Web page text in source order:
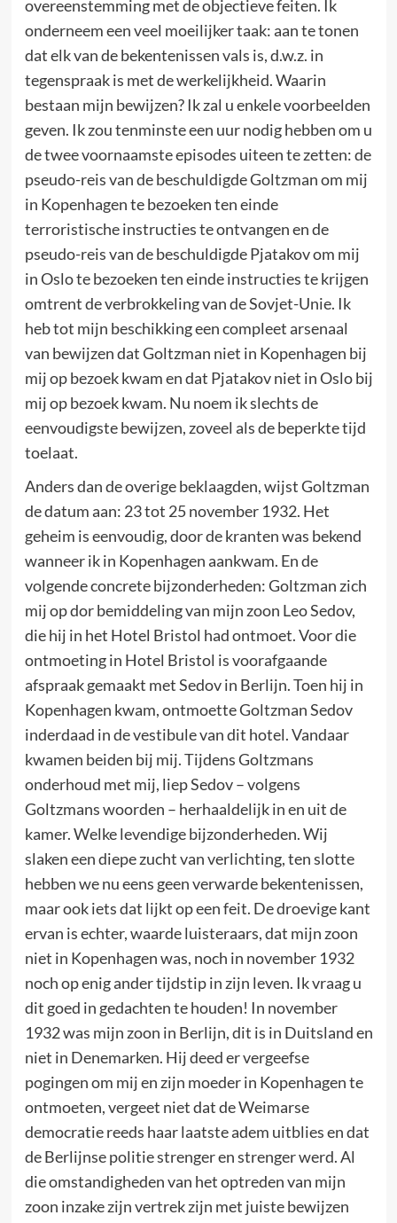
overeenstemming met de objectieve feiten. Ik
onderneem een veel moeilijker taak: aan te tonen
dat elk van de bekentenissen vals is, d.w.z. in
tegenspraak is met de werkelijkheid. Waarin
bestaan mijn bewijzen? Ik zal u enkele voorbeelden
geven. Ik zou tenminste een uur nodig hebben om u
de twee voornaamste episodes uiteen te zetten: de
pseudo-reis van de beschuldigde Goltzman om mij
in Kopenhagen te bezoeken ten einde
terroristische instructies te ontvangen en de
pseudo-reis van de beschuldigde Pjatakov om mij
in Oslo te bezoeken ten einde instructies te krijgen
omtrent de verbrokkeling van de Sovjet-Unie. Ik
heb tot mijn beschikking een compleet arsenaal
van bewijzen dat Goltzman niet in Kopenhagen bij
mij op bezoek kwam en dat Pjatakov niet in Oslo bij
mij op bezoek kwam. Nu noem ik slechts de
eenvoudigste bewijzen, zoveel als de beperkte tijd
toelaat.
Anders dan de overige beklaagden, wijst Goltzman
de datum aan: 23 tot 25 november 1932. Het
geheim is eenvoudig, door de kranten was bekend
wanneer ik in Kopenhagen aankwam. En de
volgende concrete bijzonderheden: Goltzman zich
mij op dor bemiddeling van mijn zoon Leo Sedov,
die hij in het Hotel Bristol had ontmoet. Voor die
ontmoeting in Hotel Bristol is voorafgaande
afspraak gemaakt met Sedov in Berlijn. Toen hij in
Kopenhagen kwam, ontmoette Goltzman Sedov
inderdaad in de vestibule van dit hotel. Vandaar
kwamen beiden bij mij. Tijdens Goltzmans
onderhoud met mij, liep Sedov – volgens
Goltzmans woorden – herhaaldelijk in en uit de
kamer. Welke levendige bijzonderheden. Wij
slaken een diepe zucht van verlichting, ten slotte
hebben we nu eens geen verwarde bekentenissen,
maar ook iets dat lijkt op een feit. De droevige kant
ervan is echter, waarde luisteraars, dat mijn zoon
niet in Kopenhagen was, noch in november 1932
noch op enig ander tijdstip in zijn leven. Ik vraag u
dit goed in gedachten te houden! In november
1932 was mijn zoon in Berlijn, dit is in Duitsland en
niet in Denemarken. Hij deed er vergeefse
pogingen om mij en zijn moeder in Kopenhagen te
ontmoeten, vergeet niet dat de Weimarse
democratie reeds haar laatste adem uitblies en dat
de Berlijnse politie strenger en strenger werd. Al
die omstandigheden van het optreden van mijn
zoon inzake zijn vertrek zijn met juiste bewijzen